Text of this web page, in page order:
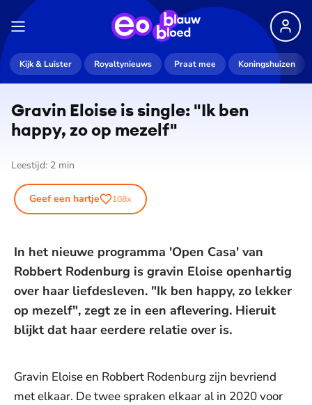
Kijk & Luister Royaltynieuws Praat mee Koningshuizen
Gravin Eloise is single: "Ik ben
happy, zo op mezelf"
Leestijd: 2 min
Geef een hartje 108x
In het nieuwe programma 'Open Casa' van
Robbert Rodenburg is gravin Eloise openhartig
over haar liefdesleven. "Ik ben happy, zo lekker
op mezelf", zegt ze in een aflevering. Hieruit
blijkt dat haar eerdere relatie over is.
Gravin Eloise en Robbert Rodenburg zijn bevriend
met elkaar. De twee spraken elkaar al in 2020 voor